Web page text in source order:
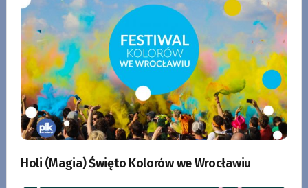
Holi (Magia) Święto Kolorów we Wrocławiu